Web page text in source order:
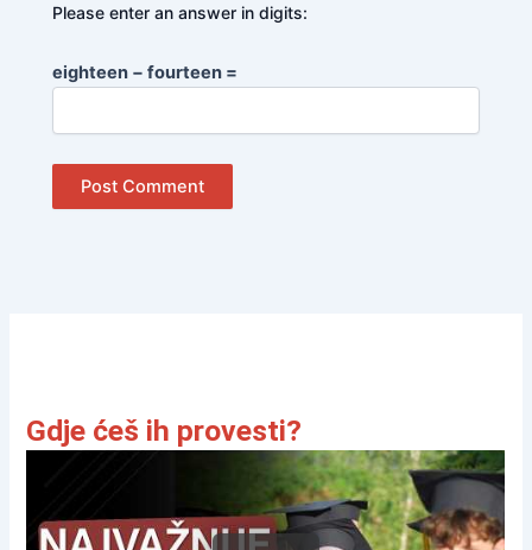
Please enter an answer in digits:
eighteen − fourteen =
Gdje ćeš ih provesti?